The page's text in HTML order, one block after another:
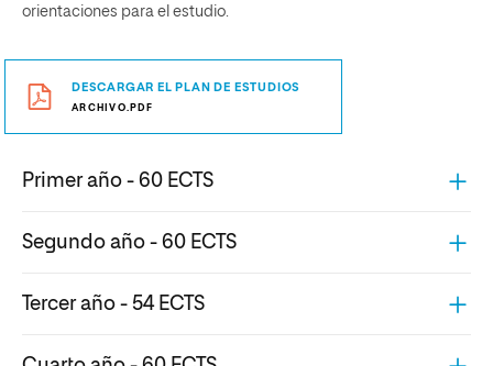
orientaciones para el estudio.
DESCARGAR EL PLAN DE ESTUDIOS
ARCHIVO.PDF
Primer año - 60 ECTS
Segundo año - 60 ECTS
Tercer año - 54 ECTS